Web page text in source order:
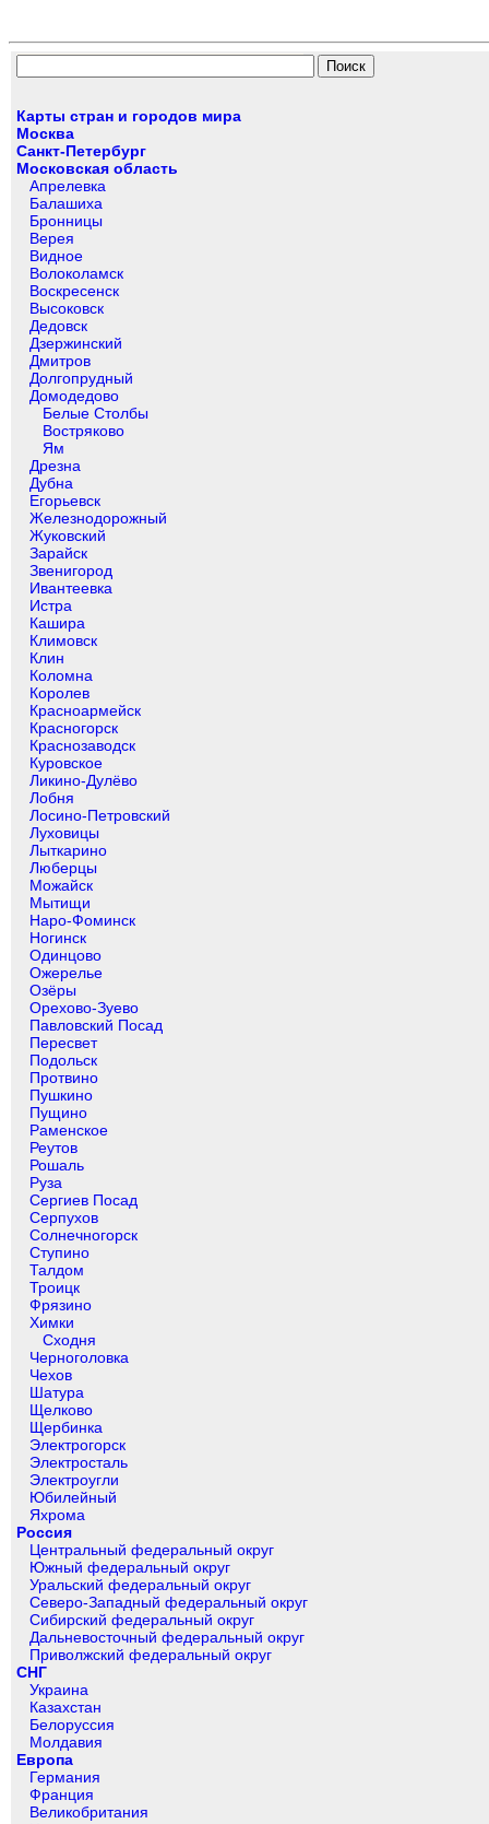
Карты стран и городов мира
Москва
Санкт-Петербург
Московская область
Апрелевка
Балашиха
Бронницы
Верея
Видное
Волоколамск
Воскресенск
Высоковск
Дедовск
Дзержинский
Дмитров
Долгопрудный
Домодедово
Белые Столбы
Востряково
Ям
Дрезна
Дубна
Егорьевск
Железнодорожный
Жуковский
Зарайск
Звенигород
Ивантеевка
Истра
Кашира
Климовск
Клин
Коломна
Королев
Красноармейск
Красногорск
Краснозаводск
Куровское
Ликино-Дулёво
Лобня
Лосино-Петровский
Луховицы
Лыткарино
Люберцы
Можайск
Мытищи
Наро-Фоминск
Ногинск
Одинцово
Ожерелье
Озёры
Орехово-Зуево
Павловский Посад
Пересвет
Подольск
Протвино
Пушкино
Пущино
Раменское
Реутов
Рошаль
Руза
Сергиев Посад
Серпухов
Солнечногорск
Ступино
Талдом
Троицк
Фрязино
Химки
Сходня
Черноголовка
Чехов
Шатура
Щелково
Щербинка
Электрогорск
Электросталь
Электроугли
Юбилейный
Яхрома
Россия
Центральный федеральный округ
Южный федеральный округ
Уральский федеральный округ
Северо-Западный федеральный округ
Сибирский федеральный округ
Дальневосточный федеральный округ
Приволжский федеральный округ
СНГ
Украина
Казахстан
Белоруссия
Молдавия
Европа
Германия
Франция
Великобритания